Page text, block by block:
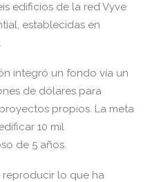
edificios de la red Vyve
establecidas en
integró un fondo vía un
de dólares para
propios. La meta
10 mil
de 5 años.
reproducir lo que ha